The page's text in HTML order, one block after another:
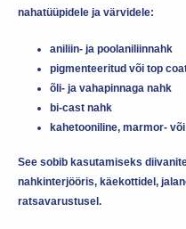
nahatüüpidele ja värvidele:
aniliin- ja poolaniliinnahk
pigmenteeritud või top
õli- ja vahapinnaga nahk
bi-cast nahk
kahetooniline, marmor-
See sobib kasutamiseks
nahkinterjööris, käekottidel,
ratsavarustusel.